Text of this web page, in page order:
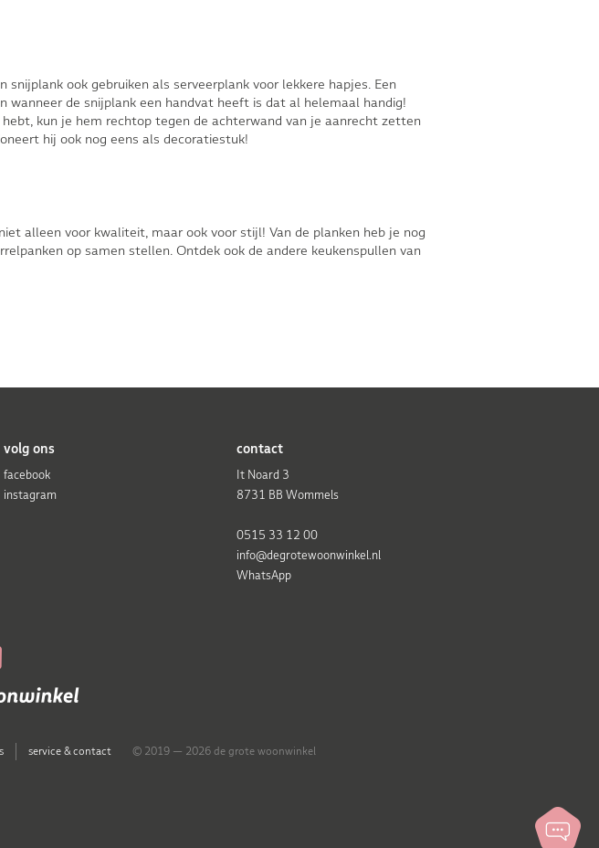
ook gebruiken als serveerplank voor lekkere hapjes. Een
wanneer de snijplank een handvat heeft is dat al helemaal handig!
kun je hem rechtop tegen de achterwand van je aanrecht zetten
hij ook nog eens als decoratiestuk!
alleen voor kwaliteit, maar ook voor stijl! Van de planken heb je nog
op samen stellen. Ontdek ook de andere keukenspullen van
volg ons
facebook
instagram
contact
It Noard 3
8731 BB Wommels
0515 33 12 00
info@degrotewoonwinkel.nl
WhatsApp
service & contact © 2019 — 2026 de grote woonwinkel